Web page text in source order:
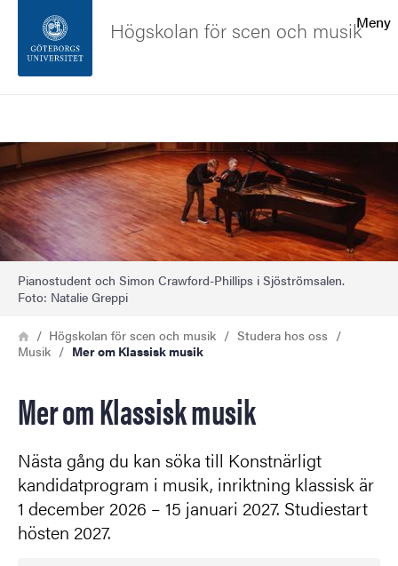
Sidfoten
Om webbplatsen
Meny
Högskolan för scen och musik
Bild
Pianostudent och Simon Crawford-Phillips i Sjöströmsalen.
Foto: Natalie Greppi
Länkstig
HemHögskolan för scen och musik
Studera hos oss
Musik
Mer om Klassisk musik
Mer om Klassisk musik
Nästa gång du kan söka till Konstnärligt
kandidatprogram i musik, inriktning klassisk är
1 december 2026 – 15 januari 2027. Studiestart
hösten 2027.